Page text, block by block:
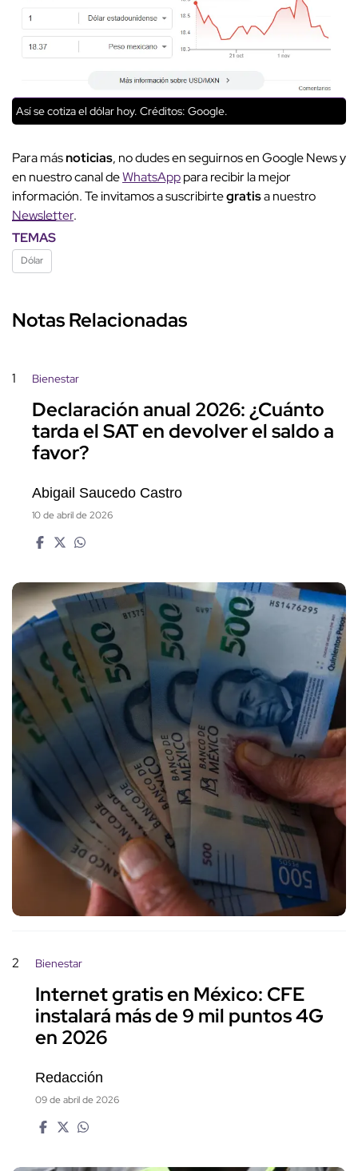
Así se cotiza el dólar hoy. Créditos: Google.
Para másnoticias, no dudes en seguirnos en Google News y
en nuestro canal deWhatsApppara recibir la mejor
información. Te invitamos a suscribirtegratisa nuestro
Newsletter.
TEMAS
Dólar
Notas Relacionadas
1 Bienestar
Declaración anual 2026: ¿Cuánto
tarda el SAT en devolver el saldo a
favor?
Abigail Saucedo Castro
10 de abril de 2026
2 Bienestar
Internet gratis en México: CFE
instalará más de 9 mil puntos 4G
en 2026
Redacción
09 de abril de 2026